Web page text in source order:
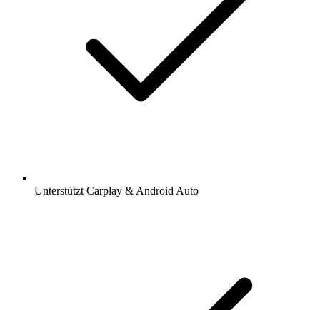
Unterstützt Carplay & Android Auto